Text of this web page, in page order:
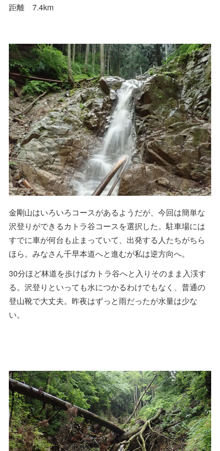
距離 7.4km
金剛山はいろいろコースがあるようだが、今回は簡単な
沢登りができるカトラ谷コースを選択した。駐車場には
すでに車が何台も止まっていて、出発する人たちがちら
ほら。みなさん千早本道へと進むが私は逆方向へ。
30分ほど林道を歩けばカトラ谷へと入りそのまま入渓す
る。沢登りといっても水につかるわけでもなく、普通の
登山靴で大丈夫。昨夜はずっと雨だったが水量は少な
い。